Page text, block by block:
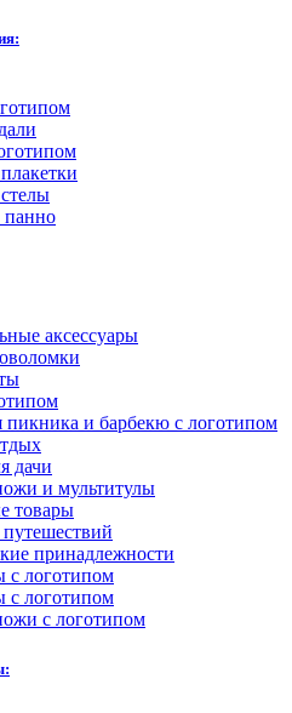
панно
аксессуары
и барбекю с логотипом
дачи
и мультитулы
товары
принадлежности
с логотипом
с логотипом
с логотипом